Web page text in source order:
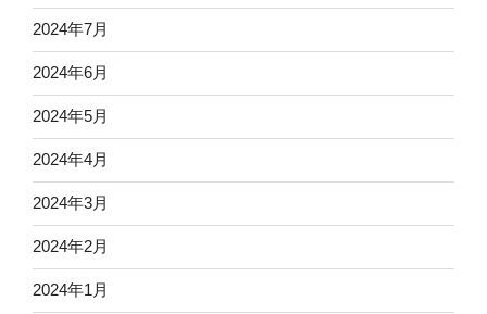
2024年7月
2024年6月
2024年5月
2024年4月
2024年3月
2024年2月
2024年1月